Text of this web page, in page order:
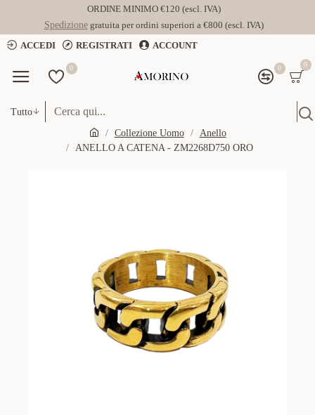
ORDINE MINIMO €120 (escl. IVA)
Spedizionegratuita per ordini superiori a €800 (escl. IVA)
ACCEDI
REGISTRATI ACCOUNT
0 0 0
Tutto
Collezione Uomo
Anello
ANELLO A CATENA - ZM2268D750 ORO